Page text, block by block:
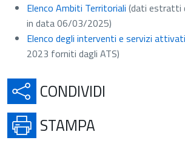
Elenco Ambiti Territoriali (dati estratti
in data 06/03/2025)
Elenco degli interventi e servizi
2023 forniti dagli ATS)
CONDIVIDI
STAMPA